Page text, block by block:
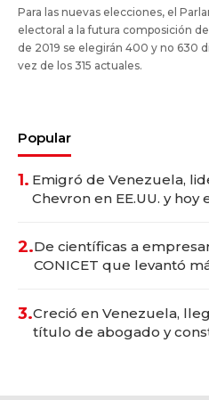
Para las nuevas elecciones, el
electoral a la futura composición
de 2019 se elegirán 400 y no 630
vez de los 315 actuales.
Popular
1. Emigró de Venezuela,
Chevron en EE.UU. y
2.De científicas a
CONICET que levantó
3.Creció en Venezuela,
título de abogado y